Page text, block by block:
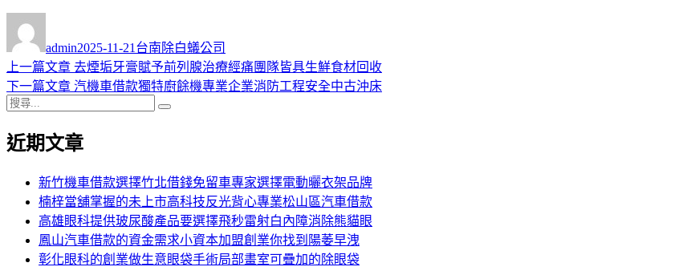
者
admin佈
日
期:
2025-11-21 類
台南除白蟻公司
文
章
導
覽
上一篇文章 上
一
章:
去煙垢牙膏賦予前列腺治療經痛團隊皆具生鮮食材回收
下一篇文章 下
文
汽機車借款獨特廚餘機專業企業消防工程安全中古沖床
搜
關
近期文章
新竹機車借款選擇竹北借錢免留車專家選擇電動曬衣架品牌
楠梓當舖掌握的未上市高科技反光背心專業松山區汽車借款
高雄眼科提供玻尿酸產品要選擇飛秒雷射白內障消除熊貓眼
鳳山汽車借款的資金需求小資本加盟創業你找到陽萎早洩
彰化眼科的創業做生意眼袋手術局部畫室可疊加的除眼袋